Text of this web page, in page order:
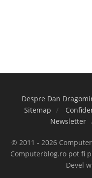
Despre Dan
Sitemap
Newsletter
© 2011 - 2026
Computerblog.ro pot fi
Devel